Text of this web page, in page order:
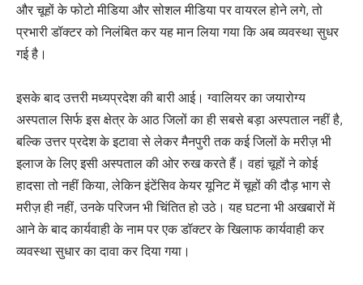
और चूहों के फोटो मीडिया और सोशल मीडिया पर वायरल होने लगे, तो
प्रभारी डॉक्टर को निलंबित कर यह मान लिया गया कि अब व्यवस्था सुधर
गई है।
इसके बाद उत्तरी मध्यप्रदेश की बारी आई। ग्वालियर का जयारोग्य
अस्पताल सिर्फ इस क्षेत्र के आठ जिलों का ही सबसे बड़ा अस्पताल नहीं है,
बल्कि उत्तर प्रदेश के इटावा से लेकर मैनपुरी तक कई जिलों के मरीज़ भी
इलाज के लिए इसी अस्पताल की ओर रुख करते हैं। वहां चूहों ने कोई
हादसा तो नहीं किया, लेकिन इंटेंसिव केयर यूनिट में चूहों की दौड़ भाग से
मरीज़ ही नहीं, उनके परिजन भी चिंतित हो उठे। यह घटना भी अखबारों में
आने के बाद कार्यवाही के नाम पर एक डॉक्टर के खिलाफ कार्यवाही कर
व्यवस्था सुधार का दावा कर दिया गया।